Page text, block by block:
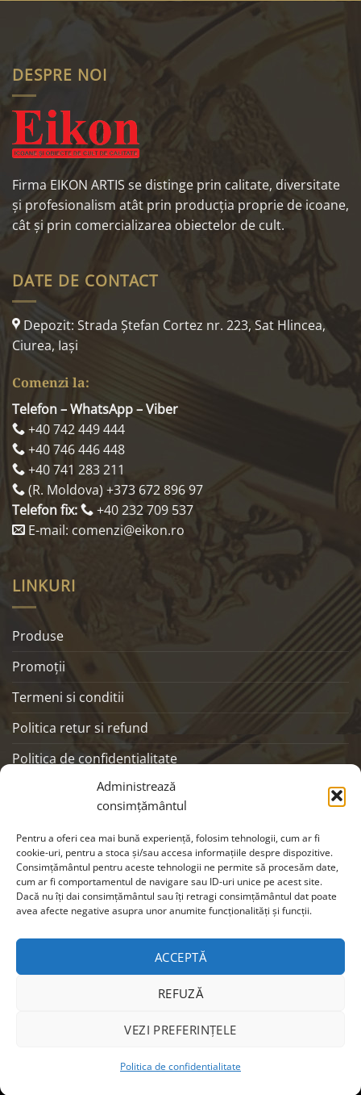
Administrează
consimțământul
Pentru a oferi cea mai bună experiență, folosim tehnologii, cum ar fi
cookie-uri, pentru a stoca și/sau accesa informațiile despre dispozitive.
Consimțământul pentru aceste tehnologii ne permite să procesăm date,
cum ar fi comportamentul de navigare sau ID-uri unice pe acest site.
Dacă nu îți dai consimțământul sau îți retragi consimțământul dat poate
avea afecte negative asupra unor anumite funcționalități și funcții.
ACCEPTĂ
REFUZĂ
VEZI PREFERINȚELE
Politica de confidentialitate
DESPRE NOI
Firma EIKON ARTIS se distinge prin calitate, diversitate
și profesionalism atât prin producția proprie de icoane,
cât și prin comercializarea obiectelor de cult.
DATE DE CONTACT
Depozit: Strada Ştefan Cortez nr. 223, Sat Hlincea,
Ciurea, Iaşi
Comenzi la:
Telefon – WhatsApp – Viber
+40 742 449 444
+40 746 446 448
+40 741 283 211
(R. Moldova) +373 672 896 97
Telefon fix:
+40 232 709 537
E-mail: comenzi@eikon.ro
LINKURI
Produse
Promoţii
Termeni si conditii
Politica retur si refund
Politica de confidentialitate
SOCIALS
Visa MasterCard
preferintele cookie